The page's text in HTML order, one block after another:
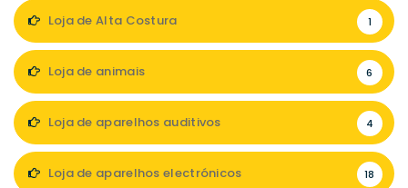
Loja de Alta Costura 1
Loja de animais 6
Loja de aparelhos auditivos 4
Loja de aparelhos electrónicos 18